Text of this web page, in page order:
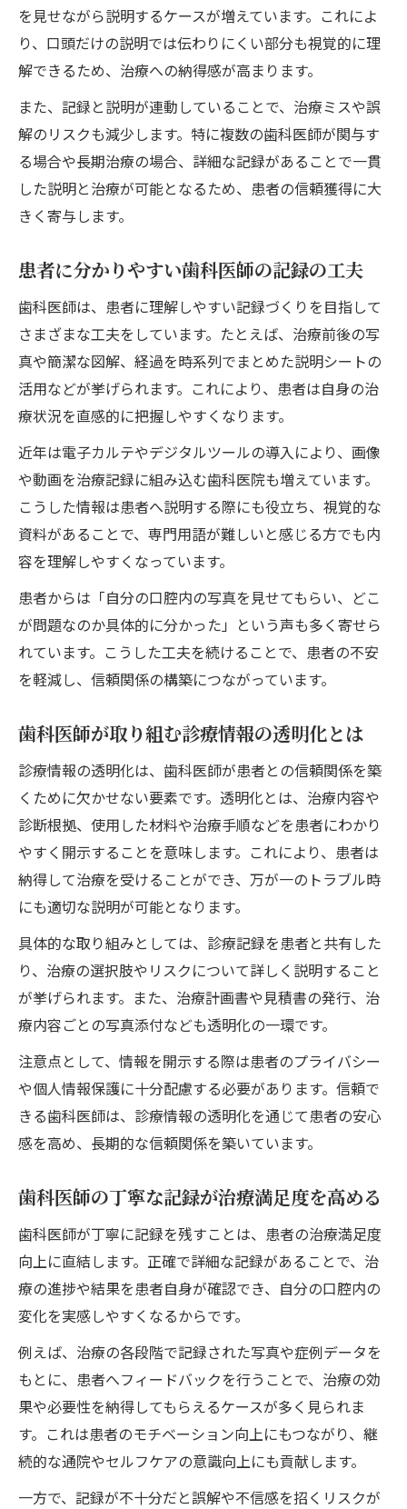
を見せながら説明するケースが増えています。これによ
り、口頭だけの説明では伝わりにくい部分も視覚的に理
解できるため、治療への納得感が高まります。
また、記録と説明が連動していることで、治療ミスや誤
解のリスクも減少します。特に複数の歯科医師が関与す
る場合や長期治療の場合、詳細な記録があることで一貫
した説明と治療が可能となるため、患者の信頼獲得に大
きく寄与します。
患者に分かりやすい歯科医師の記録の工夫
歯科医師は、患者に理解しやすい記録づくりを目指して
さまざまな工夫をしています。たとえば、治療前後の写
真や簡潔な図解、経過を時系列でまとめた説明シートの
活用などが挙げられます。これにより、患者は自身の治
療状況を直感的に把握しやすくなります。
近年は電子カルテやデジタルツールの導入により、画像
や動画を治療記録に組み込む歯科医院も増えています。
こうした情報は患者へ説明する際にも役立ち、視覚的な
資料があることで、専門用語が難しいと感じる方でも内
容を理解しやすくなっています。
患者からは「自分の口腔内の写真を見せてもらい、どこ
が問題なのか具体的に分かった」という声も多く寄せら
れています。こうした工夫を続けることで、患者の不安
を軽減し、信頼関係の構築につながっています。
歯科医師が取り組む診療情報の透明化とは
診療情報の透明化は、歯科医師が患者との信頼関係を築
くために欠かせない要素です。透明化とは、治療内容や
診断根拠、使用した材料や治療手順などを患者にわかり
やすく開示することを意味します。これにより、患者は
納得して治療を受けることができ、万が一のトラブル時
にも適切な説明が可能となります。
具体的な取り組みとしては、診療記録を患者と共有した
り、治療の選択肢やリスクについて詳しく説明すること
が挙げられます。また、治療計画書や見積書の発行、治
療内容ごとの写真添付なども透明化の一環です。
注意点として、情報を開示する際は患者のプライバシー
や個人情報保護に十分配慮する必要があります。信頼で
きる歯科医師は、診療情報の透明化を通じて患者の安心
感を高め、長期的な信頼関係を築いています。
歯科医師の丁寧な記録が治療満足度を高める
歯科医師が丁寧に記録を残すことは、患者の治療満足度
向上に直結します。正確で詳細な記録があることで、治
療の進捗や結果を患者自身が確認でき、自分の口腔内の
変化を実感しやすくなるからです。
例えば、治療の各段階で記録された写真や症例データを
もとに、患者へフィードバックを行うことで、治療の効
果や必要性を納得してもらえるケースが多く見られま
す。これは患者のモチベーション向上にもつながり、継
続的な通院やセルフケアの意識向上にも貢献します。
一方で、記録が不十分だと誤解や不信感を招くリスクが